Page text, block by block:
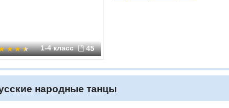
1-4 класс 45
народные танцы